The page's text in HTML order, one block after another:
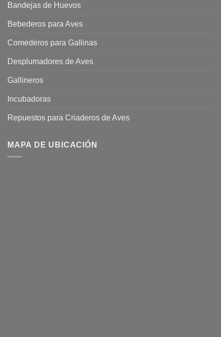
Bandejas de Huevos
Bebederos para Aves
Comederos para Gallinas
Desplumadores de Aves
Gallineros
Incubadoras
Repuestos para Criaderos de Aves
MAPA DE UBICACIÓN